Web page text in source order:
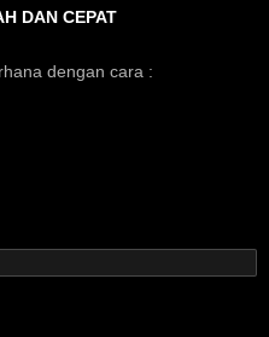
DAN CEPAT
dengan cara :